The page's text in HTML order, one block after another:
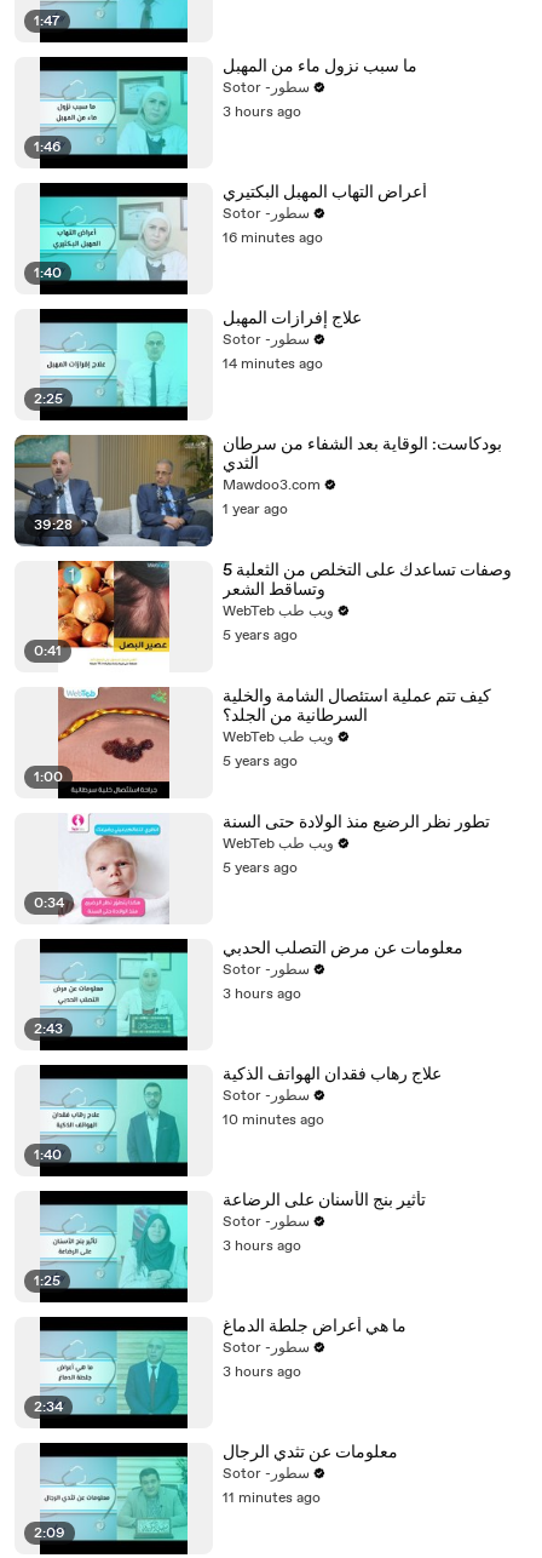
1:47
1:46
ما سبب نزول ماء من المهبل
Sotor -سطور
3 hours ago
1:40
أعراض التهاب المهبل البكتيري
Sotor -سطور
16 minutes ago
2:25
علاج إفرازات المهبل
Sotor -سطور
14 minutes ago
39:28
بودكاست: الوقاية بعد الشفاء من سرطان
الثدي
Mawdoo3.com
1 year ago
0:41
5 وصفات تساعدك على التخلص من الثعلبة
وتساقط الشعر
WebTeb ويب طب
5 years ago
1:00
كيف تتم عملية استئصال الشامة والخلية
السرطانية من الجلد؟
WebTeb ويب طب
5 years ago
0:34
تطور نظر الرضيع منذ الولادة حتى السنة
WebTeb ويب طب
5 years ago
2:43
معلومات عن مرض التصلب الحدبي
Sotor -سطور
3 hours ago
1:40
علاج رهاب فقدان الهواتف الذكية
Sotor -سطور
10 minutes ago
1:25
تأثير بنج الأسنان على الرضاعة
Sotor -سطور
3 hours ago
2:34
ما هي أعراض جلطة الدماغ
Sotor -سطور
3 hours ago
2:09
معلومات عن تثدي الرجال
Sotor -سطور
11 minutes ago